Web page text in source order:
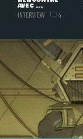
AVEC ...
INTERVIEW 4